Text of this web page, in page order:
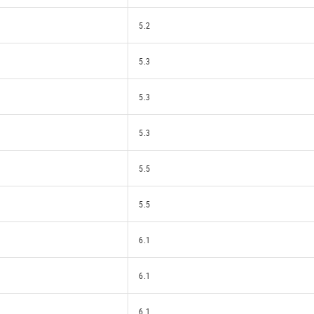
5.2
5.3
5.3
5.3
5.5
5.5
6.1
6.1
6.1